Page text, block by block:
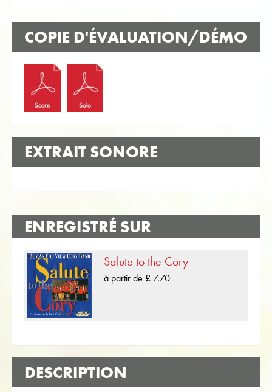
COPIE D'ÉVALUATION/DÉMO
EXTRAIT SONORE
ENREGISTRÉ SUR
Salute to the Cory
à partir de £ 7.70
DESCRIPTION